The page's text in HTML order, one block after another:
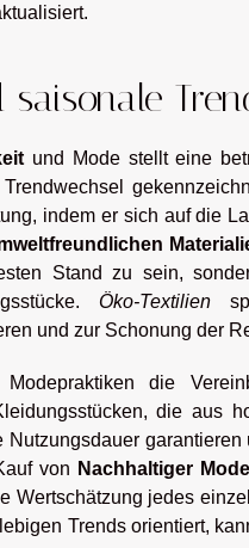
und Mode stellt eine
indem er sich auf die
Stand zu sein,
Öko-Textilien
und zur Schonung der
die
die aus
von Nachhaltiger Mode
Wertschätzung jedes
Trends orientiert,